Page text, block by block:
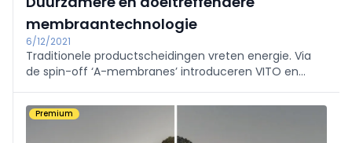
membraantechnologie
6/12/2021
Traditionele productscheidingen vreten energie. Via
de spin-off ‘A-membranes’ introduceren VITO en
energiezuinigere en duurzamere
membraantechnologie die de industriële CO2-
uitstoot sterk kan reduceren.
Premium